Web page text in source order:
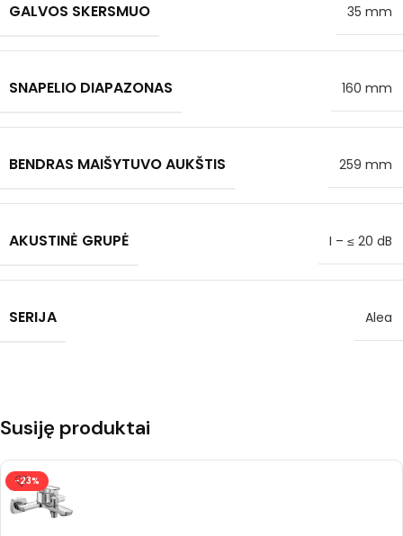
GALVOS SKERSMUO 35 mm
SNAPELIO DIAPAZONAS 160 mm
BENDRAS MAIŠYTUVO AUKŠTIS 259 mm
AKUSTINĖ GRUPĖ I – ≤ 20 dB
SERIJA Alea
Susiję produktai
-23%